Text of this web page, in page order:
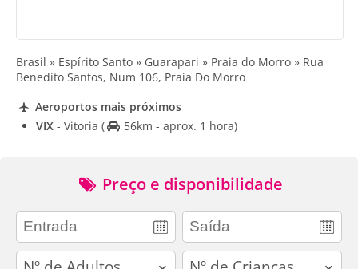
Brasil » Espírito Santo » Guarapari » Praia do Morro » Rua
Benedito Santos, Num 106, Praia Do Morro
Aeroportos mais próximos
VIX - Vitoria ( 56km - aprox. 1 hora)
Preço e disponibilidade
adults children